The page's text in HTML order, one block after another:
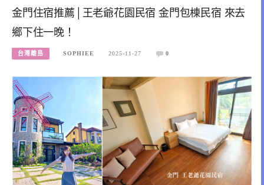
金門住宿推薦│王老爺花園民宿 金門包棟民宿 來去
鄉下住一晚！
台灣離島 SOPHIEE 2025-11-27 0